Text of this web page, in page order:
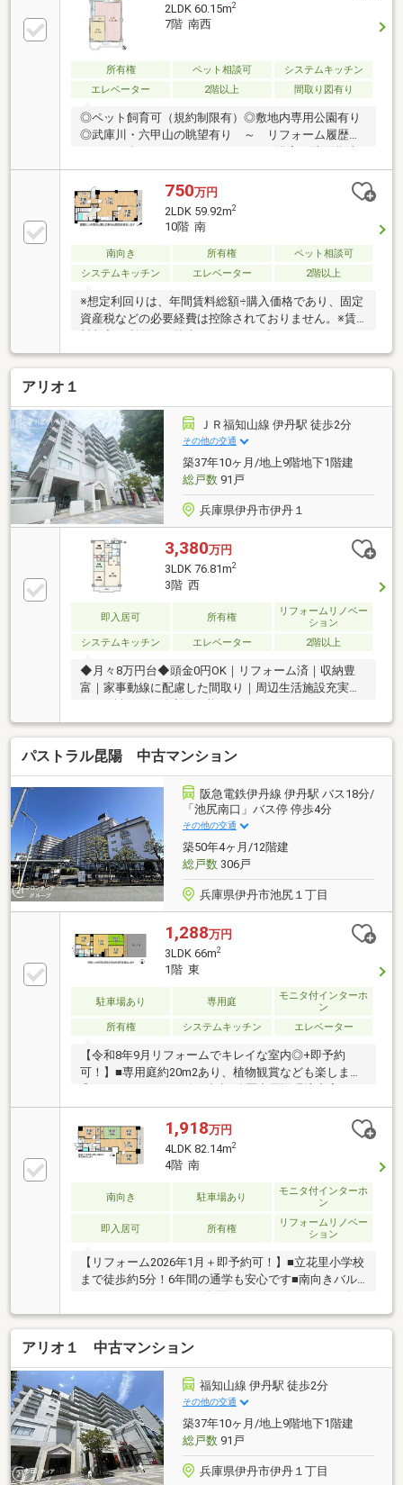
2LDK 60.15m2
7階 南西
所有権 ペット相談可
システムキッチン
エレベーター
2階以上 間取り図有り
◎ペット飼育可（規約制限有）◎敷地内専用公園有り
◎武庫川・六甲山の眺望有り ～ リフォーム履歴有
台、トイレ交換 ・玄関収納新設 ・全室クロス貼
替 ・フロアタイル ・CF張替 ・建具交換 ・防水
パン交換 ・インターホン交換
750万円
2LDK 59.92m2
10階 南
南向き 所有権
ペット相談可
システムキッチン
エレベーター 2階以上
※想定利回りは、年間賃料総額÷購入価格であり、固定
資産税などの必要経費は控除されておりません。※賃
りません。※当物件は、オーナーチェンジ物件です。
◇特徴・南向きバルコニーにつき日当たり良好です・
レベーターが２基完備されており込み合う時間帯も安
心・イオンモール伊丹昆陽店まで徒歩２０分と生活に
便利な立地です◇立地・伊丹市立池尻小学校まで徒歩
約１６分・伊丹市立天王寺川中学校まで徒歩約２１分
アリオ１
ＪＲ福知山線 伊丹駅 徒歩2分
その他の交通
築37年10ヶ月/地上9階地下1階建
総戸数91戸
兵庫県伊丹市伊丹１
3,380万円
3LDK 76.81m2
3階 西
即入居可 所有権
リフォームリノベー
ション
システムキッチン
エレベーター 2階以上
◆月々8万円台◆頭金0円OK｜リフォーム済｜収納豊
富｜家事動線に配慮した間取り｜周辺生活施設充実｜
パストラル昆陽 中古マンション
阪急電鉄伊丹線 伊丹駅 バス18分/
「池尻南口」バス停 停歩4分
その他の交通
築50年4ヶ月/12階建
総戸数306戸
兵庫県伊丹市池尻１丁目
1,288万円
3LDK 66m2
1階 東
駐車場あり 専用庭
モニタ付インターホ
ン
所有権
システムキッチン エレベーター
【令和8年9月リフォームでキレイな室内◎+即予約
可！】■専用庭約20m2あり、植物観賞なども楽します
ビング横に和室があり落ち着く空間◎
1,918万円
4LDK 82.14m2
4階 南
南向き 駐車場あり
モニタ付インターホ
ン
即入居可 所有権
リフォームリノベー
ション
【リフォーム2026年1月＋即予約可！】■立花里小学校
まで徒歩約5分！6年間の通学も安心です■南向きバル
ヤショッピングセンター徒歩約4分
アリオ１ 中古マンション
福知山線 伊丹駅 徒歩2分
その他の交通
築37年10ヶ月/地上9階地下1階建
総戸数91戸
兵庫県伊丹市伊丹１丁目